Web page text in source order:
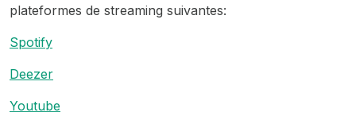
plateformes de streaming suivantes:
Spotify
Deezer
Youtube